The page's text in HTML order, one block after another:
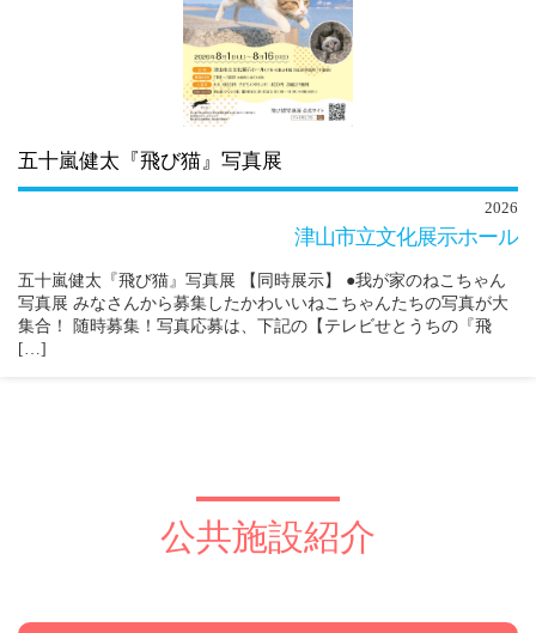
五十嵐健太『飛び猫』写真展
2026
津山市立文化展示ホール
五十嵐健太『飛び猫』写真展 【同時展示】 ●我が家のねこちゃん
写真展 みなさんから募集したかわいいねこちゃんたちの写真が大
集合！ 随時募集！写真応募は、下記の【テレビせとうちの『飛
[…]
公共施設紹介